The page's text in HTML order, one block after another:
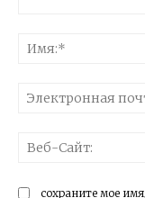
сохраните мое